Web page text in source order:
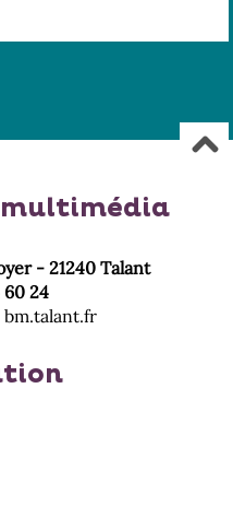
- 21240 Talant
60 24
bm.talant.fr